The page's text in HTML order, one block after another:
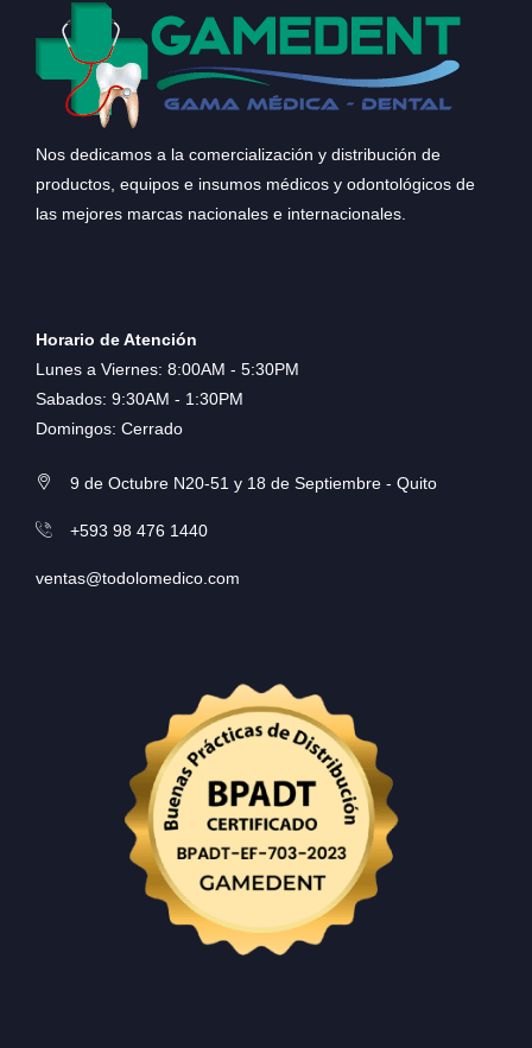
Nos dedicamos a la comercialización y distribución de
productos, equipos e insumos médicos y odontológicos de
las mejores marcas nacionales e internacionales.
Horario de Atención
Lunes a Viernes: 8:00AM - 5:30PM
Sabados: 9:30AM - 1:30PM
Domingos: Cerrado
9 de Octubre N20-51 y 18 de Septiembre - Quito
+593 98 476 1440
ventas@todolomedico.com